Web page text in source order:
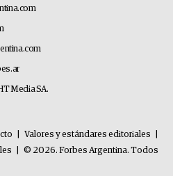
Media SA.
Valores y estándares editoriales
© 2026. Forbes Argentina. Todos